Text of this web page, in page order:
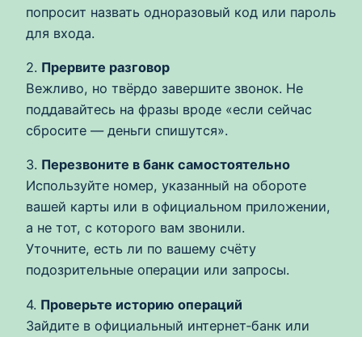
попросит назвать одноразовый код или пароль
для входа.
2. Прервите разговор
Вежливо, но твёрдо завершите звонок. Не
поддавайтесь на фразы вроде «если сейчас
сбросите — деньги спишутся».
3. Перезвоните в банк самостоятельно
Используйте номер, указанный на обороте
вашей карты или в официальном приложении,
а не тот, с которого вам звонили.
Уточните, есть ли по вашему счёту
подозрительные операции или запросы.
4. Проверьте историю операций
Зайдите в официальный интернет‑банк или